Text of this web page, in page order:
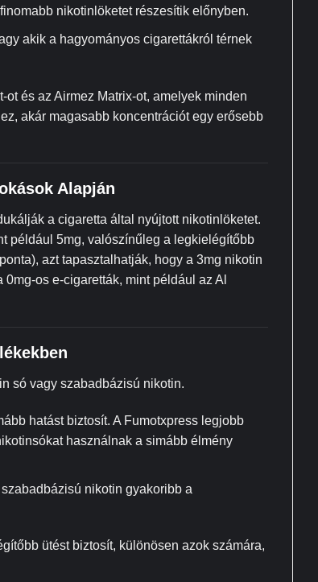
nikotinlöketet részesítik előnyben.
akik a hagyományos cigarettákról térnek
és az Airmez Matrix-ot, amelyek minden
akár magasabb koncentrációt egy erősebb
Alapján
a cigaretta által nyújtott nikotinlöketet.
például 5mg, valószínűleg a legkielégítőbb
azt tapasztalhatják, hogy a 3mg nikotin
os e-cigaretták, mint például az Al
só vagy szabadbázisú nikotin.
hatást biztosít. A Fumotxpress legjobb
használnak a simább élmény
nikotin gyakoribb a
ütést biztosít, különösen azok számára,